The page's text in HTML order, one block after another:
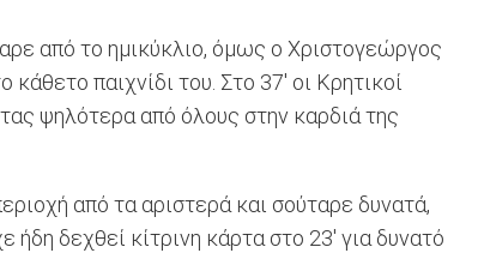
από το ημικύκλιο, όμως ο Χριστογεώργος
παιχνίδι του. Στο 37' οι Κρητικοί
ψηλότερα από όλους στην καρδιά της
από τα αριστερά και σούταρε δυνατά,
δεχθεί κίτρινη κάρτα στο 23' για δυνατό